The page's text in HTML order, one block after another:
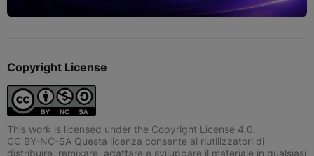
Copyright License
This work is licensed under the Copyright License 4.0.
CC BY-NC-SA Questa licenza consente ai riutilizzatori di
distribuire, remixare, adattare e sviluppare il materiale in qualsiasi